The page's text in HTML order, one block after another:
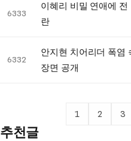
록6333
이혜리 비밀 연애에
란
6332
안지현 치어리더 폭염
장면 공개
1 2 3
추천글